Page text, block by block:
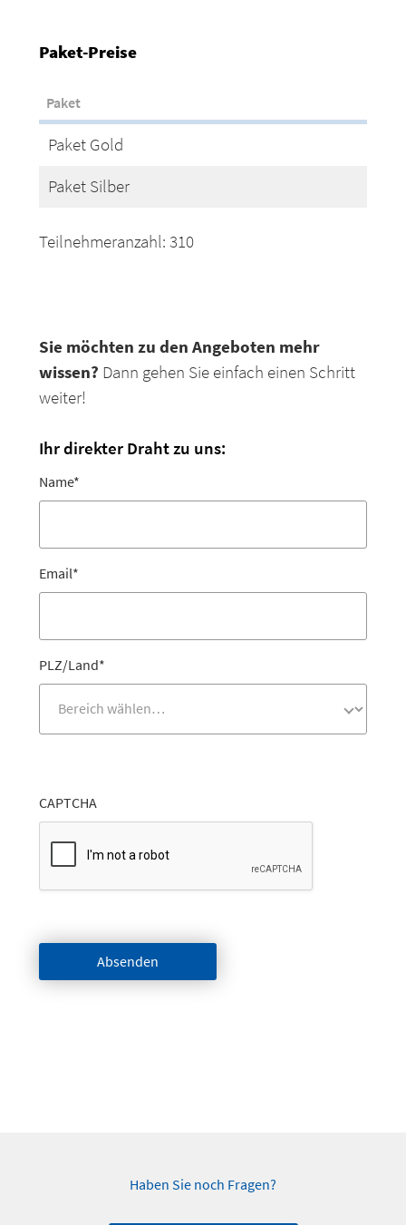
Paket-Preise
Paket
Paket Gold
Paket Silber
Teilnehmeranzahl: 310
Sie möchten zu den Angeboten mehr
wissen? Dann gehen Sie einfach einen Schritt
weiter!
Ihr direkter Draht zu uns:
Name*
Email*
PLZ/Land*
CAPTCHA
Absenden
Haben Sie noch Fragen?